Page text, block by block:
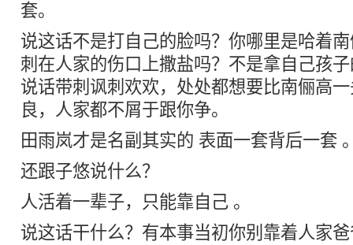
套。
说这话不是打自己的脸吗？你哪里是哈着
刺在人家的伤口上撒盐吗？不是拿自己孩
说话带刺讽刺欢欢，处处都想要比南俪高
良，人家都不屑于跟你争。
田雨岚才是名副其实的 表面一套背后一套
还跟子悠说什么？
人活着一辈子，只能靠自己 。
说这话干什么？有本事当初你别靠着人家